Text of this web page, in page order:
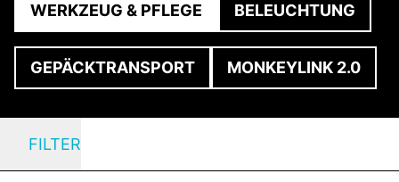
WERKZEUG & PFLEGE BELEUCHTUNG
GEPÄCKTRANSPORT MONKEYLINK 2.0
FILTER